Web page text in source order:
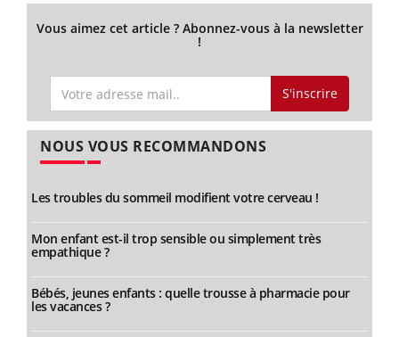
Vous aimez cet article ? Abonnez-vous à la newsletter
!
S'inscrire
NOUS VOUS RECOMMANDONS
Les troubles du sommeil modifient votre cerveau !
Mon enfant est-il trop sensible ou simplement très
empathique ?
Bébés, jeunes enfants : quelle trousse à pharmacie pour
les vacances ?